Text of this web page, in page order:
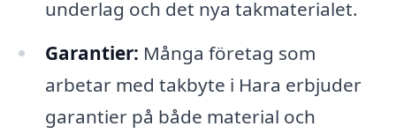
underlag och det nya takmaterialet.
Garantier: Många företag som
arbetar med takbyte i Hara erbjuder
garantier på både material och